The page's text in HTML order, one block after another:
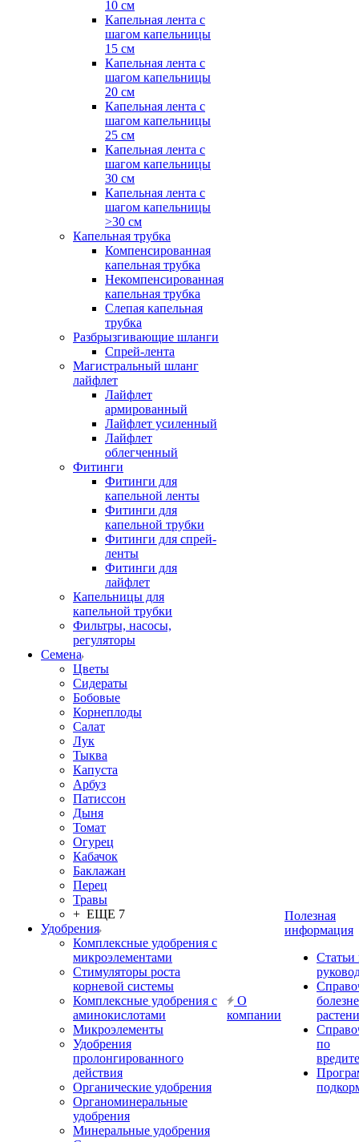
10 см
Капельная лента с
шагом капельницы
15 см
Капельная лента с
шагом капельницы
20 см
Капельная лента с
шагом капельницы
25 см
Капельная лента с
шагом капельницы
30 см
Капельная лента с
шагом капельницы
>30 см
Капельная трубка
Компенсированная
капельная трубка
Некомпенсированная
капельная трубка
Слепая капельная
трубка
Разбрызгивающие шланги
Спрей-лента
Магистральный шланг
лайфлет
Лайфлет
армированный
Лайфлет усиленный
Лайфлет
облегченный
Фитинги
Фитинги для
капельной ленты
Фитинги для
капельной трубки
Фитинги для спрей-
ленты
Фитинги для
лайфлет
Капельницы для
капельной трубки
Фильтры, насосы,
регуляторы
Семена
Цветы
Сидераты
Бобовые
Корнеплоды
Салат
Лук
Тыква
Капуста
Арбуз
Патиссон
Дыня
Томат
Огурец
Кабачок
Баклажан
Перец
Травы
+ ЕЩЕ 7
Удобрения
Комплексные удобрения с
микроэлементами
Стимуляторы роста
корневой системы
Комплексные удобрения с
аминокислотами
Микроэлементы
Удобрения
пролонгированного
действия
Органические удобрения
Органоминеральные
удобрения
Минеральные удобрения
О
компании
Полезная
информация
Статьи
по